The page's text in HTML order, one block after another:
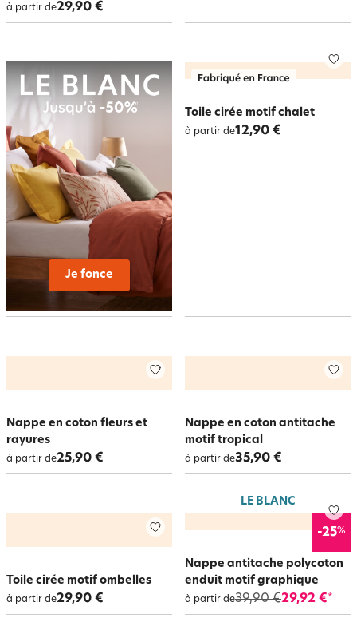
à partir de29,90 €
Toile cirée motif chalet
à partir de12,90 €
Nappe en coton fleurs et
rayures
à partir de25,90 €
Nappe en coton antitache
motif tropical
à partir de35,90 €
Toile cirée motif ombelles
à partir de29,90 €
LE BLANC
-25%
Nappe antitache polycoton
enduit motif graphique
à partir de39,90 €29,92 €*
Je fonce